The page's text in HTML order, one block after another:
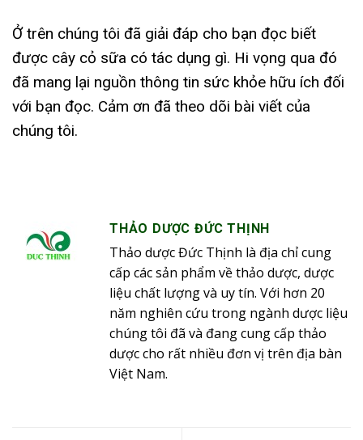
Ở trên chúng tôi đã giải đáp cho bạn đọc biết
được cây cỏ sữa có tác dụng gì. Hi vọng qua đó
đã mang lại nguồn thông tin sức khỏe hữu ích đối
với bạn đọc. Cảm ơn đã theo dõi bài viết của
chúng tôi.
THẢO DƯỢC ĐỨC THỊNH
Thảo dược Đức Thịnh là địa chỉ cung
cấp các sản phẩm về thảo dược, dược
liệu chất lượng và uy tín. Với hơn 20
năm nghiên cứu trong ngành dược liệu
chúng tôi đã và đang cung cấp thảo
dược cho rất nhiều đơn vị trên địa bàn
Việt Nam.